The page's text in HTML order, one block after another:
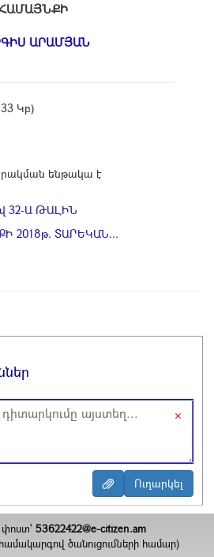
ԱՐԱՄՅԱՆ
Կբ)
ենթակա է
32-Ա ԹԱԼԻՆ
2018թ. ՏԱՐԵԿԱՆ...
×
փոստ`53622422@e-citizen.am
համակարգով ծանուցումների համար)